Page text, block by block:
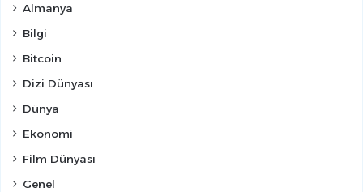
Almanya
Bilgi
Bitcoin
Dizi Dünyası
Dünya
Ekonomi
Film Dünyası
Genel